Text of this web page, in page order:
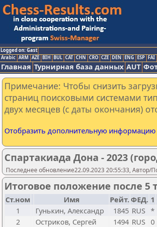
Logged on: Gast
Arabic ARM AZE BIH BUL CAT CHN CRO CZE DEN ENG ESP FAI
Главная Турнирная база данных AUT
Примечание: Чтобы снизить
страниц поисковыми системами
двух месяцев (с даты окончания)
Отобразить дополнительную информацию
Спартакиада Дона - 2023
Последнее обновление22.09.2023 20:55:33, Автор/
Итоговое положение после 5
Ст.ном Имя Рейт.ФЕД. 1
1
Гунькин, Александр 1845 RUS *
2
Остриков, Сергей 1494 RUS 0